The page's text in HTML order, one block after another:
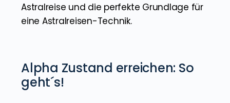
Astralreise und die perfekte Grundlage für
eine Astralreisen-Technik.
Alpha Zustand erreichen: So
geht´s!